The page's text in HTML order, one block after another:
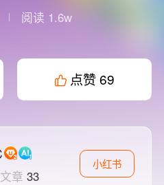
阅读 1.6w
点赞 69
文章 33
小红书